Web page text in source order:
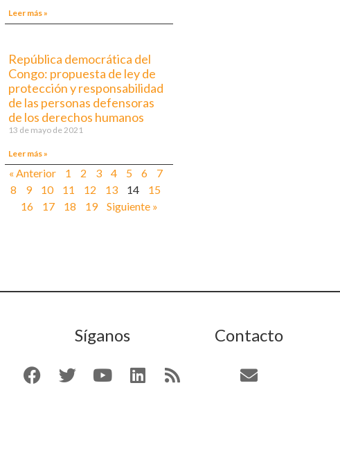
Leer más »
República democrática del
Congo: propuesta de ley de
protección y responsabilidad
de las personas defensoras
de los derechos humanos
13 de mayo de 2021
Leer más »
« Anterior 1 2 3 4 5 6
7
8
9 10 11 12 13 14
15
16
17 18 19 Siguiente »
Síganos Contacto